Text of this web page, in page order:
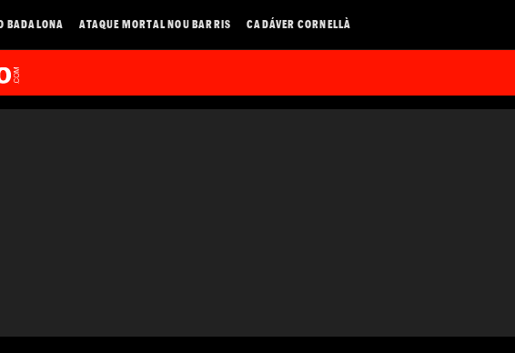
BADALONA ATAQUE MORTAL NOU BARRIS CADÁVER CORNELLÀ